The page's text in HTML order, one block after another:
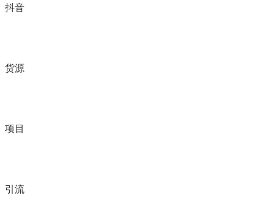
抖音
货源
项目
引流